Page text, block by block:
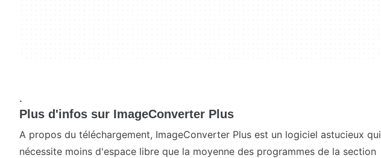
.
Plus d'infos sur ImageConverter Plus
A propos du téléchargement, ImageConverter Plus est un logiciel astucieux qui
nécessite moins d'espace libre que la moyenne des programmes de la section